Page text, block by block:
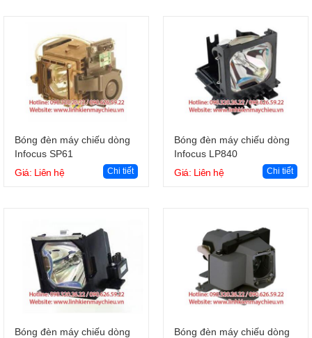
Giỏ hàng
Bóng đèn máy chiếu dòng
Infocus SP61
Giá: Liên hệ
Chi tiết
Giỏ hàng
Bóng đèn máy chiếu dòng
Infocus LP840
Giá: Liên hệ
Chi tiết
Giỏ hàng
Bóng đèn máy chiếu dòng
Giỏ hàng
Bóng đèn máy chiếu dòng